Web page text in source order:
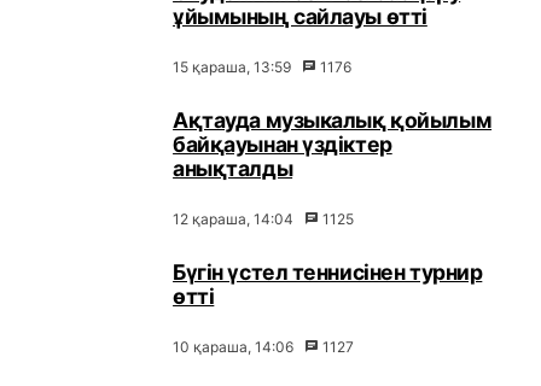
ұйымының сайлауы өтті
15 қараша, 13:59 1176
Ақтауда музыкалық қойылым
байқауынан үздіктер
анықталды
12 қараша, 14:04 1125
Бүгін үстел теннисінен турнир
өтті
10 қараша, 14:06 1127